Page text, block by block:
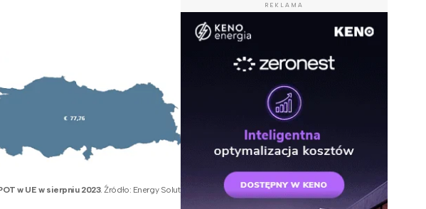
w UE w sierpniu 2023. Źródło: Energy Solution
REKLAMA